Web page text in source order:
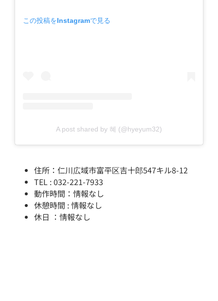
この投稿をInstagramで見る
A post shared by 혜 (@hyeyum32)
住所：仁川広域市富平区吉十郎547キル8-12
TEL : 032-221-7933
動作時間：情報なし
休憩時間 : 情報なし
休日 ：情報なし